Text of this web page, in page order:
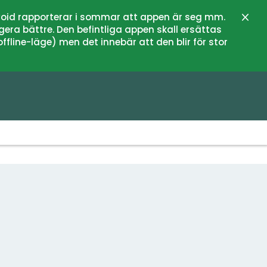
rapporterar i sommar att appen är seg mm.
bättre. Den befintliga appen skall ersättas
läge) men det innebär att den blir för stor
Sulje